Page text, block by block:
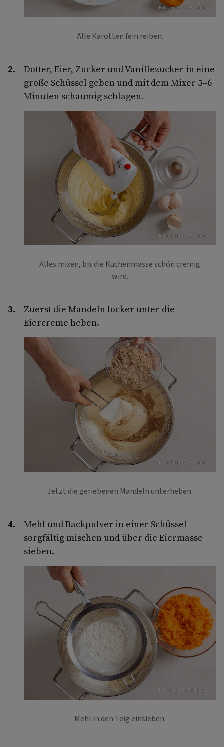
Foto: Eisenhut & Mayer
Alle Karotten fein reiben.
Dotter, Eier, Zucker und Vanillezucker in eine
große Schüssel geben und mit dem Mixer 5–6
Minuten schaumig schlagen.
Foto: Eisenhut & Mayer
Alles mixen, bis die Kuchenmasse schön cremig
wird.
Zuerst die Mandeln locker unter die
Eiercreme heben.
Foto: Eisenhut & Mayer
Jetzt die geriebenen Mandeln unterheben.
Mehl und Backpulver in einer Schüssel
sorgfältig mischen und über die Eiermasse
sieben.
Foto: Eisenhut & Mayer
Mehl in den Teig einsieben.